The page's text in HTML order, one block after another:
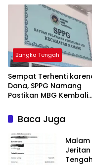
Layanan Polri 110
Bangka Tengah
‎Sempat Terhenti
Dana, SPPG Namang
Pastikan MBG Kembali
Baca Juga
Malam
Jeritan